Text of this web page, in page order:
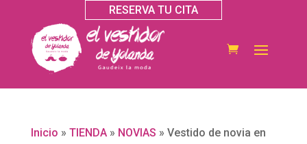
RESERVA TU CITA
Inicio » TIENDA» NOVIAS » Vestido de novia en